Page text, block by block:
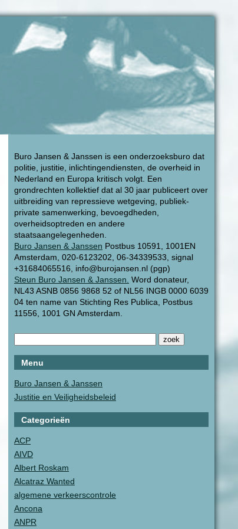
Buro Jansen & Janssen is een onderzoeksburo dat
politie, justitie, inlichtingendiensten, de overheid in
Nederland en Europa kritisch volgt. Een
grondrechten kollektief dat al 30 jaar publiceert over
uitbreiding van repressieve wetgeving, publiek-
private samenwerking, bevoegdheden,
overheidsoptreden en andere
staatsaangelegenheden.
Buro Jansen & Janssen Postbus 10591, 1001EN
Amsterdam, 020-6123202, 06-34339533, signal
+31684065516, info@burojansen.nl (pgp)
Steun Buro Jansen & Janssen. Word donateur,
NL43 ASNB 0856 9868 52 of NL56 INGB 0000 6039
04 ten name van Stichting Res Publica, Postbus
11556, 1001 GN Amsterdam.
Menu
Buro Jansen & Janssen
Justitie en Veiligheidsbeleid
Categorieën
ACP
AIVD
Albert Roskam
Alcatraz Wanted
algemene verkeerscontrole
Ancona
ANPR